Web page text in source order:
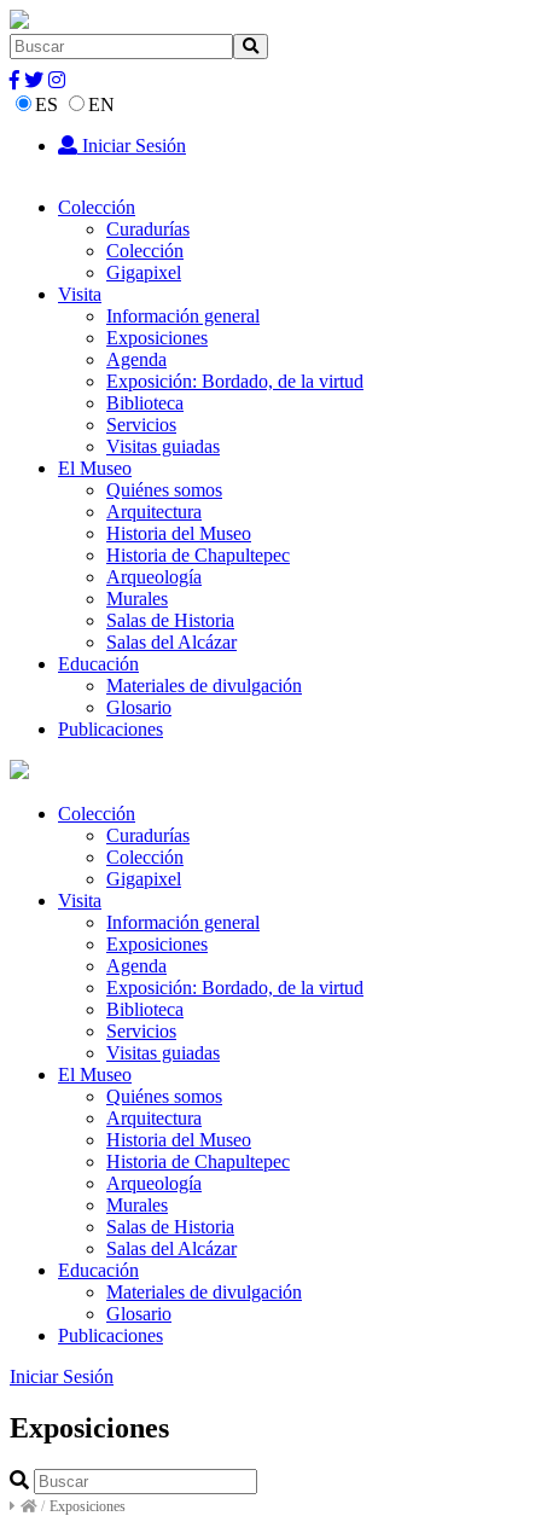
ES
EN
Iniciar Sesión
Colección
Curadurías
Colección
Gigapixel
Visita
Información general
Exposiciones
Agenda
Exposición: Bordado, de la virtud
Biblioteca
Servicios
Visitas guiadas
El Museo
Quiénes somos
Arquitectura
Historia del Museo
Historia de Chapultepec
Arqueología
Murales
Salas de Historia
Salas del Alcázar
Educación
Materiales de divulgación
Glosario
Publicaciones
Colección
Curadurías
Colección
Gigapixel
Visita
Información general
Exposiciones
Agenda
Exposición: Bordado, de la virtud
Biblioteca
Servicios
Visitas guiadas
El Museo
Quiénes somos
Arquitectura
Historia del Museo
Historia de Chapultepec
Arqueología
Murales
Salas de Historia
Salas del Alcázar
Educación
Materiales de divulgación
Glosario
Publicaciones
Iniciar Sesión
Exposiciones
/ Exposiciones